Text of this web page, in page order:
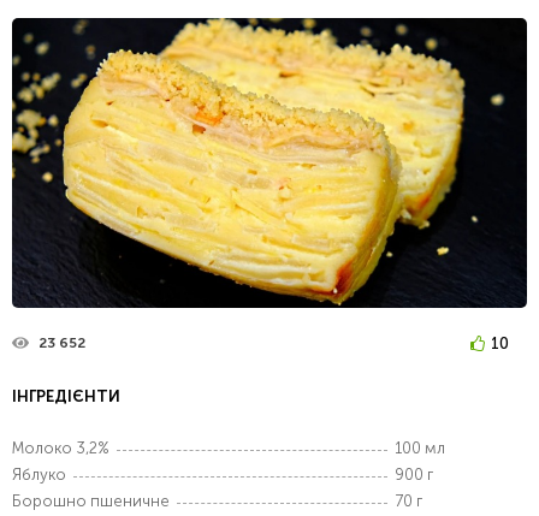
23 652 10
ІНГРЕДІЄНТИ
Молоко 3,2%
100 мл
Яблуко
900 г
Борошно пшеничне
70 г